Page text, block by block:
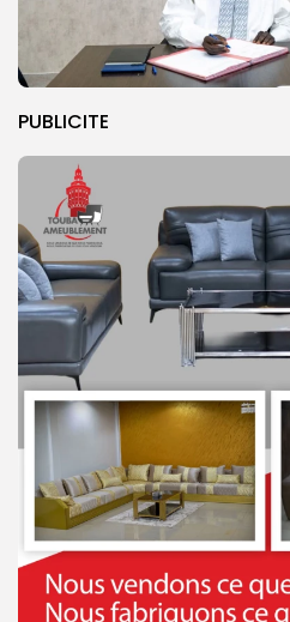
PUBLICITE